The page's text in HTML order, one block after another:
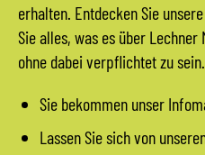
erhalten. Entdecken Sie
Sie alles, was es über Lechner
ohne dabei verpflichtet zu sein.
Sie bekommen unser
Lassen Sie sich von